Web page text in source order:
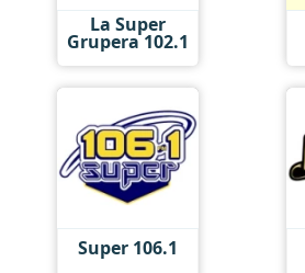
La Super
Grupera 102.1
Super 106.1